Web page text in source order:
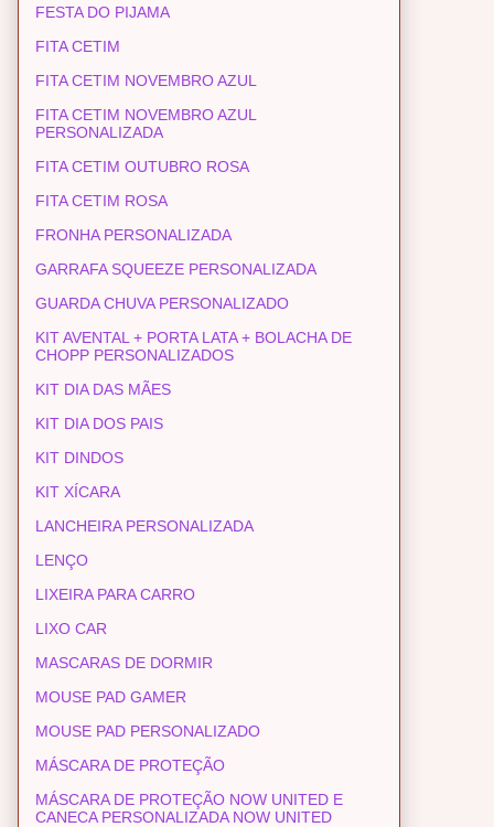
FESTA DO PIJAMA
FITA CETIM
FITA CETIM NOVEMBRO AZUL
FITA CETIM NOVEMBRO AZUL
PERSONALIZADA
FITA CETIM OUTUBRO ROSA
FITA CETIM ROSA
FRONHA PERSONALIZADA
GARRAFA SQUEEZE PERSONALIZADA
GUARDA CHUVA PERSONALIZADO
KIT AVENTAL + PORTA LATA + BOLACHA DE
CHOPP PERSONALIZADOS
KIT DIA DAS MÃES
KIT DIA DOS PAIS
KIT DINDOS
KIT XÍCARA
LANCHEIRA PERSONALIZADA
LENÇO
LIXEIRA PARA CARRO
LIXO CAR
MASCARAS DE DORMIR
MOUSE PAD GAMER
MOUSE PAD PERSONALIZADO
MÁSCARA DE PROTEÇÃO
MÁSCARA DE PROTEÇÃO NOW UNITED E
CANECA PERSONALIZADA NOW UNITED